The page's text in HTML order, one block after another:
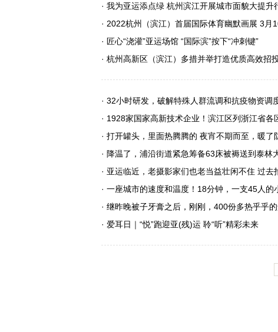
· 我为亚运添点绿 杭州滨江开展城市面貌大提升
· 2022杭州（滨江）首届国际体育幽默画展 3月
· 匠心“浇灌”亚运场馆 “国际滨”按下“冲刺键”
· 杭州高新区（滨江）多措并举打造优质高效招
· 32小时研发，破解特殊人群流调和抗疫物资
· 1928家国家高新技术企业！滨江区列浙江省各
· 打开罐头，里面热腾腾的 夜宵不期而至，暖了
· 降温了，浦沿街道紧急筹备63床被褥送到泰
· 亚运临近，老摄影家们也老当益壮闲不住 过
· 一座城市的速度和温度！18分钟，一支45人
· 继昨晚被子牙膏之后，刚刚，400份多热乎乎
· 爱耳日｜“悦”跑迎亚(残)运 聆“听”精彩未来